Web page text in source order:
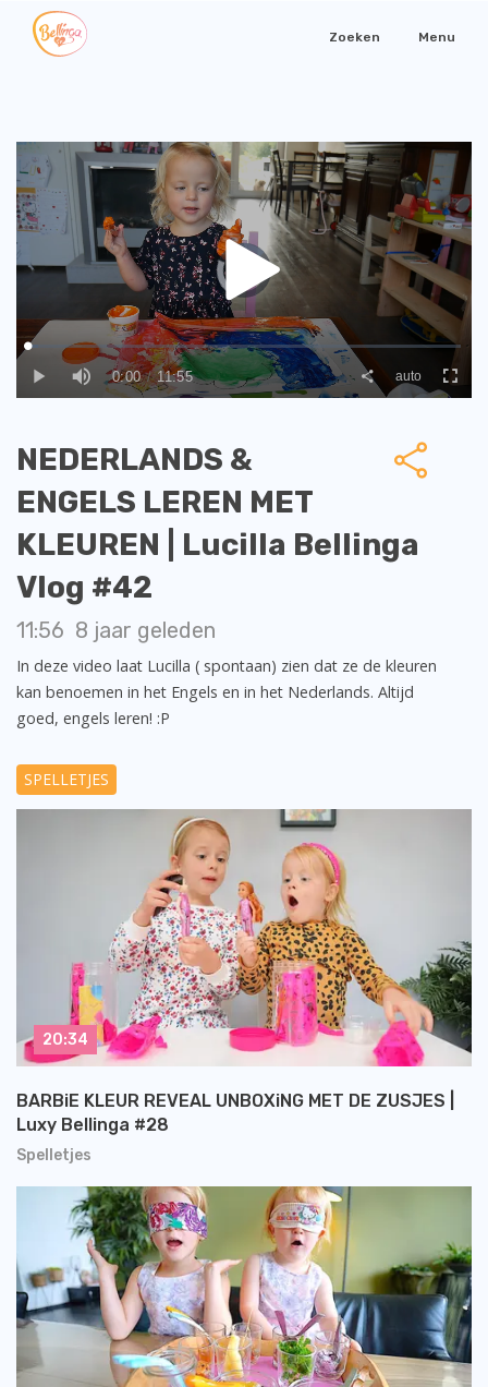
Zoeken Menu
NEDERLANDS &
ENGELS LEREN MET
KLEUREN | Lucilla Bellinga
Vlog #42
11:56 8 jaar geleden
In deze video laat Lucilla ( spontaan) zien dat ze de kleuren
kan benoemen in het Engels en in het Nederlands. Altijd
goed, engels leren! :P
SPELLETJES
Spelletjes
BARBiE KLEUR REVEAL UNBOXiNG MET DE ZUSJES |
Luxy Bellinga #28
20:34